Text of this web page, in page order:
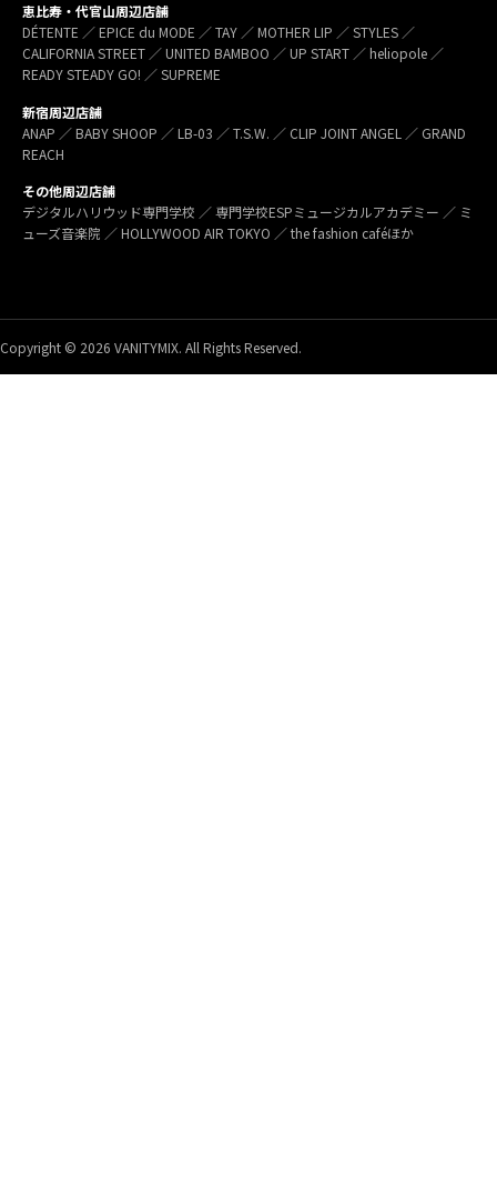
恵比寿・代官山周辺店舗
DÉTENTE ／ EPICE du MODE ／ TAY ／ MOTHER LIP ／ STYLES ／
CALIFORNIA STREET ／ UNITED BAMBOO ／ UP START ／ heliopole ／
READY STEADY GO! ／ SUPREME
新宿周辺店舗
ANAP ／ BABY SHOOP ／ LB-03 ／ T.S.W. ／ CLIP JOINT ANGEL ／ GRAND
REACH
その他周辺店舗
デジタルハリウッド専門学校 ／ 専門学校ESPミュージカルアカデミー ／ ミ
ューズ音楽院 ／ HOLLYWOOD AIR TOKYO ／ the fashion caféほか
Copyright © 2026 VANITYMIX. All Rights Reserved.